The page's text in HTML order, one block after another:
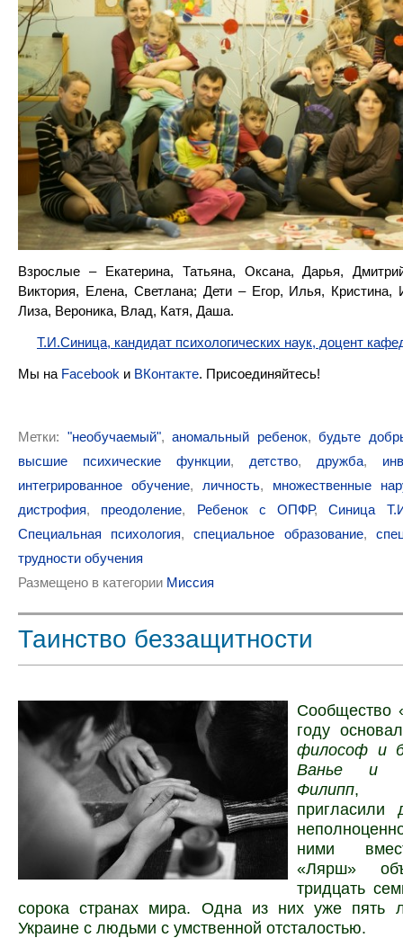
Взрослые – Екатерина, Татьяна, Оксана, Дарья,
Виктория, Елена, Светлана; Дети – Егор, Илья,
Лиза, Вероника, Влад, Катя, Даша.
Т.И.Синица, кандидат психологических наук, доцент
Мы на Facebook и ВКонтакте. Присоединяйтесь!
Метки: "необучаемый",аномальный ребенок,будьте
высшие психические функции, детство, дружба,
интегрированное обучение, личность, множественные
дистрофия, преодоление, Ребенок с ОПФР,Синица
Специальная психология,специальное образование,
трудности обучения
Размещено в категории Миссия
Таинство беззащитности
Сообщество
году
философ и
Ванье и
Филипп,
ними
«Лярш»
тридцать
сорока странах мира. Одна из них уже пять
Украине с людьми с умственной отсталостью.